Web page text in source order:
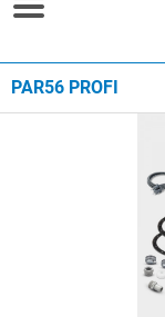
PAR56 PROFI